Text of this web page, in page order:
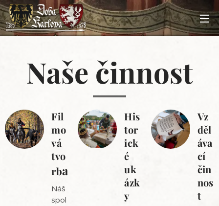
Naše činnost
Fil
mo
vá
tvo
rba
Náš
spol
His
tor
ick
é
uk
ázk
y
Vz
děl
áva
cí
čin
nos
t